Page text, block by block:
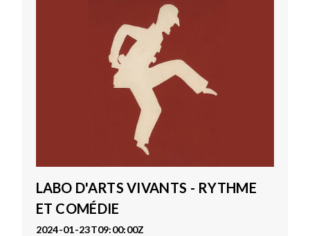
LABO D'ARTS VIVANTS - RYTHME
ET COMÉDIE
2024-01-23T09:00:00Z